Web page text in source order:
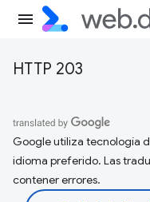
HTTP 203
Google utiliza tecnología
idioma preferido. Las
contener errores.